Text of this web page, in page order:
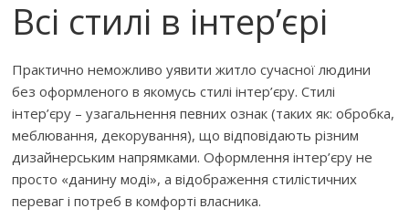
Всі стилі в інтер’єрі
Практично неможливо уявити житло сучасної людини
без оформленого в якомусь стилі інтер’єру. Стилі
інтер’єру – узагальнення певних ознак (таких як: обробка,
меблювання, декорування), що відповідають різним
дизайнерським напрямками. Оформлення інтер’єру не
просто «данину моді», а відображення стилістичних
переваг і потреб в комфорті власника.